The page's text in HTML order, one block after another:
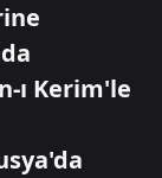
ı Kerim'le